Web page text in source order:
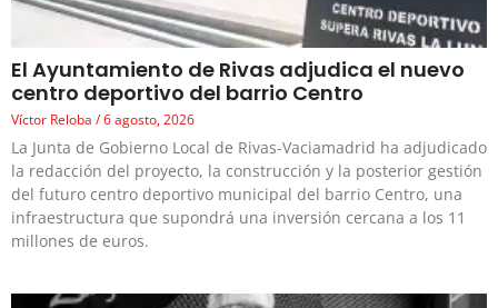
El Ayuntamiento de Rivas adjudica el nuevo
centro deportivo del barrio Centro
Víctor Reloba 6 agosto, 2026
La Junta de Gobierno Local de Rivas-Vaciamadrid ha adjudicado
la redacción del proyecto, la construcción y la posterior gestión
del futuro centro deportivo municipal del barrio Centro, una
infraestructura que supondrá una inversión cercana a los 11
millones de euros.